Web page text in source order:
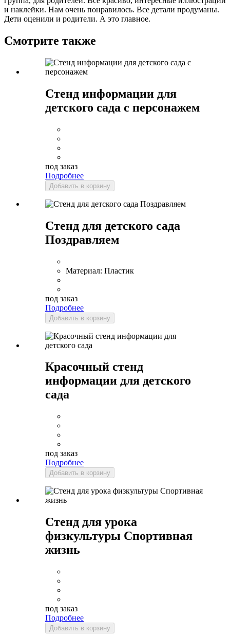
и наклейки. Нам очень понравилось. Все детали продуманы.
Дети оценили и родители. А это главное.
Смотрите также
Стенд информации для
детского сада с персонажем
под заказ
Подробнее
Добавить в корзину
Стенд для детского сада
Поздравляем
Материал: Пластик
под заказ
Подробнее
Добавить в корзину
Красочный стенд
информации для детского
сада
под заказ
Подробнее
Добавить в корзину
Стенд для урока
физкультуры Спортивная
жизнь
под заказ
Подробнее
Добавить в корзину